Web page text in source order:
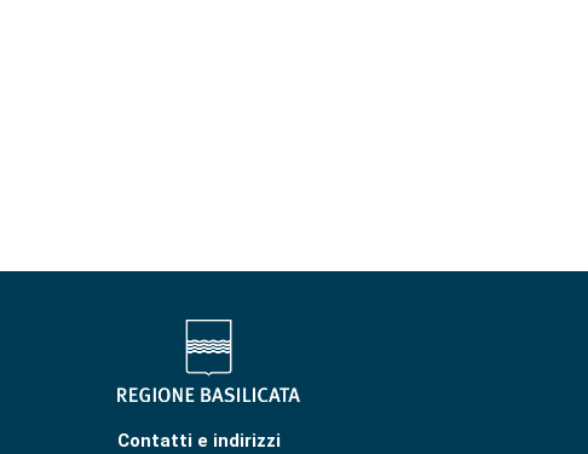
Contatti e indirizzi